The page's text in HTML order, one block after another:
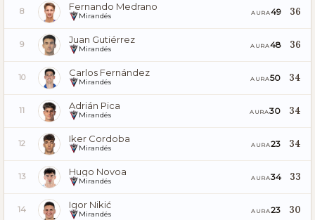
8 Fernando Medrano
Mirandés AURA49 36
9 Juan Gutiérrez
Mirandés AURA48 36
10 Carlos Fernández
Mirandés AURA50 34
11 Adrián Pica
Mirandés AURA30 34
12 Iker Cordoba
Mirandés AURA23 34
13 Hugo Novoa
Mirandés AURA34 33
14 Igor Nikić
Mirandés AURA23 30